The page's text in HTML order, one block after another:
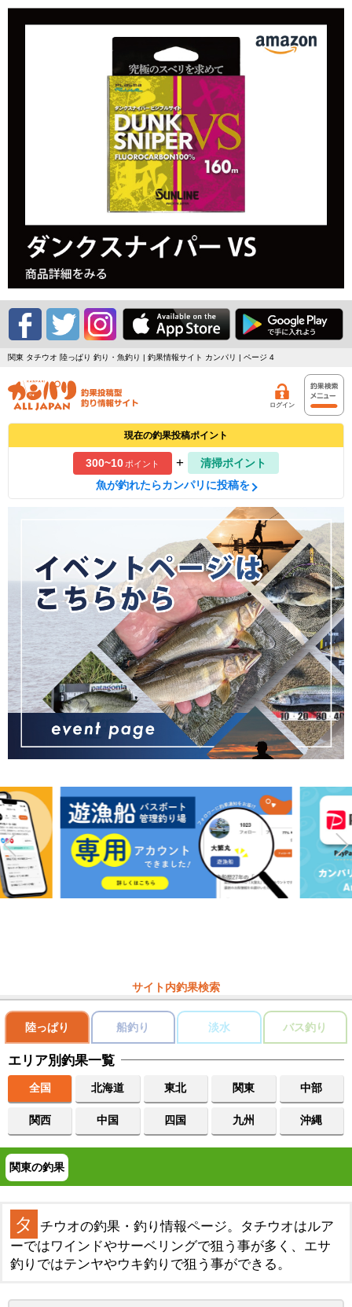
関東 タチウオ 陸っぱり 釣り・魚釣り | 釣果情報サイト カンパリ | ページ 4
ログイン
現在の釣果投稿ポイント
300~10ポイント +
清掃ポイント
魚が釣れたらカンパリに投稿を
サイト内釣果検索
陸っぱり 船釣り 淡水 バス釣り
エリア別釣果一覧
全国 北海道 東北 関東 中部
関西 中国 四国 九州 沖縄
関東の釣果
タ
チウオの釣果・釣り情報ページ。タチウオはルア
ーではワインドやサーベリングで狙う事が多く、エサ
釣りではテンヤやウキ釣りで狙う事ができる。